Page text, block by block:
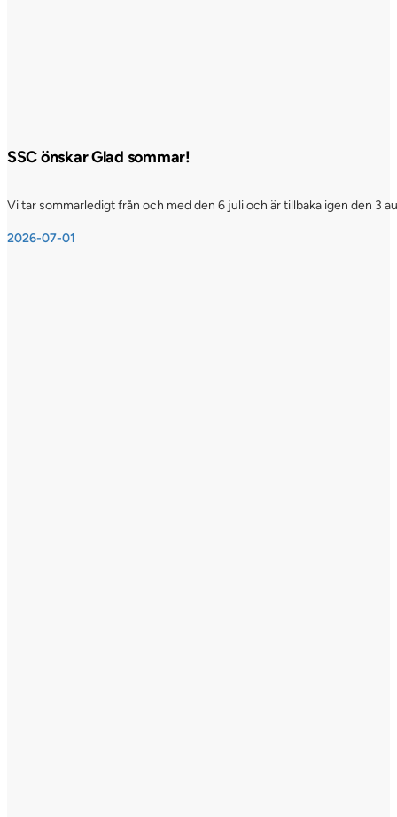
SSC önskar Glad sommar!
Vi tar sommarledigt från och med den 6 juli och är tillbaka igen den 3
2026-07-01